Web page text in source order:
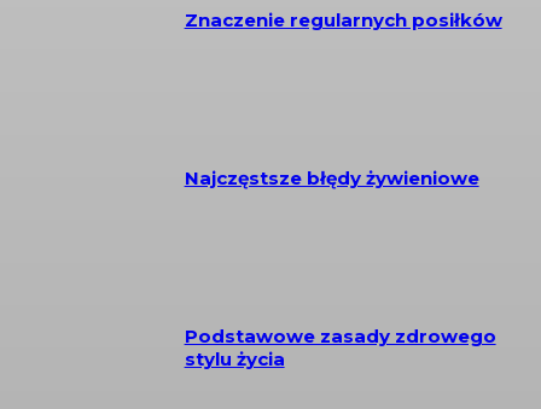
Znaczenie regularnych posiłków
Najczęstsze błędy żywieniowe
Podstawowe zasady zdrowego
stylu życia